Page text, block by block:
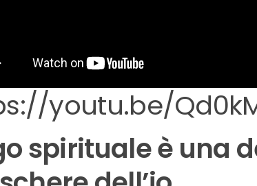
youtu.be/
spirituale è una